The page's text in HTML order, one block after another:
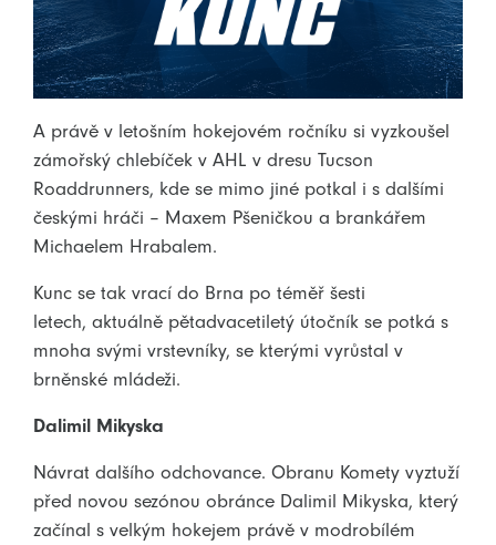
A právě v letošním hokejovém ročníku si vyzkoušel
zámořský chlebíček v AHL v dresu Tucson
Roaddrunners, kde se mimo jiné potkal i s dalšími
českými hráči – Maxem Pšeničkou a brankářem
Michaelem Hrabalem.
Kunc se tak vrací do Brna po téměř šesti
letech, aktuálně pětadvacetiletý útočník se potká s
mnoha svými vrstevníky, se kterými vyrůstal v
brněnské mládeži.
Dalimil Mikyska
Návrat dalšího odchovance. Obranu Komety vyztuží
před novou sezónou obránce Dalimil Mikyska, který
začínal s velkým hokejem právě v modrobílém